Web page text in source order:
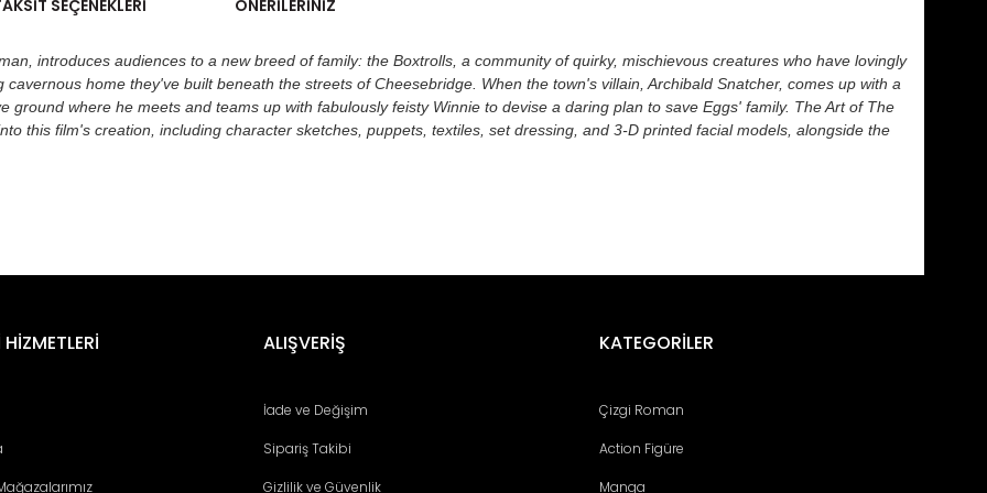
SEÇENEKLERI ÖNERILERINIZ
, introduces audiences to a new breed of family: the Boxtrolls, a community of quirky, mischievous creatures who have lovingly
home they've built beneath the streets of Cheesebridge. When the town's villain, Archibald Snatcher, comes up with a
where he meets and teams up with fabulously feisty Winnie to devise a daring plan to save Eggs' family. The Art of The
this film's creation, including character sketches, puppets, textiles, set dressing, and 3-D printed facial models, alongside the
Yorum YazALIŞVERİŞ
İade ve Değişim
Sipariş Takibi
Gizlilik ve Güvenlik
KATEGORİLER
Çizgi Roman
Action Figüre
Manga